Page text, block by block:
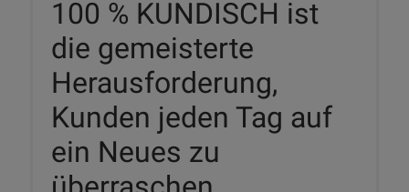
100 % KUNDISCH ist
die gemeisterte
Herausforderung,
Kunden jeden Tag auf
ein Neues zu